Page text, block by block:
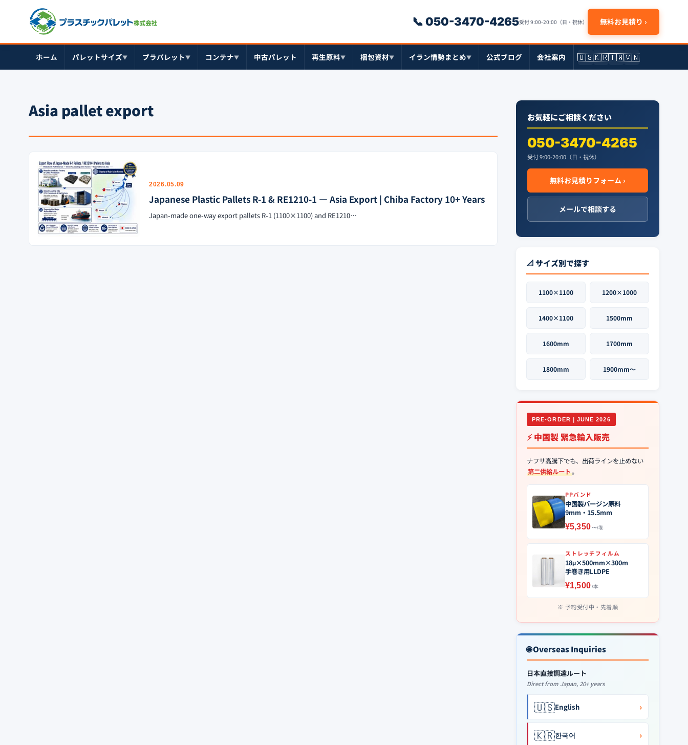
📞 050-3470-4265受付 9:00-20:00（日・祝休） 無料お見積り ›
ホーム パレットサイズ▼ プラパレット▼ コンテナ▼ 中古パレット 再生原料▼ 梱包資材▼ イラン情勢まとめ▼ 公式ブログ 会社案内 🇺🇸🇰🇷🇹🇼🇻🇳
Asia pallet export
2026.05.09
Japanese Plastic Pallets R-1 & RE1210-1 — Asia Export | Chiba Factory 10+ Years
Japan-made one-way export pallets R-1 (1100×1100) and RE1210…
お気軽にご相談ください
050-3470-4265
受付 9:00-20:00（日・祝休）
無料お見積りフォーム ›
メールで相談する
📐 サイズ別で探す
1100×1100 1200×1000
1400×1100 1500mm
1600mm 1700mm
1800mm 1900mm〜
PRE-ORDER｜JUNE 2026
⚡ 中国製 緊急輸入販売
ナフサ高騰下でも、出荷ラインを止めない
第二供給ルート。
PPバンド
中国製バージン原料
9mm・15.5mm
¥5,350〜/巻
ストレッチフィルム
18μ×500mm×300m
手巻き用LLDPE
¥1,500/本
予約受付中・先着順
🌐 Overseas Inquiries
日本直接調達ルート
Direct from Japan, 20+ years
🇺🇸English ›
🇰🇷한국어 ›